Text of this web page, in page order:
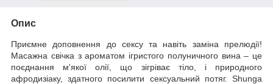
Опис
Приємне доповнення до сексу та навіть заміна прелюдії!
Масажна свічка з ароматом ігристого полуничного вина – це
поєднання м'якої олії, що зігріває тіло, і природного
афродизіаку, здатного посилити сексуальний потяг. Shunga